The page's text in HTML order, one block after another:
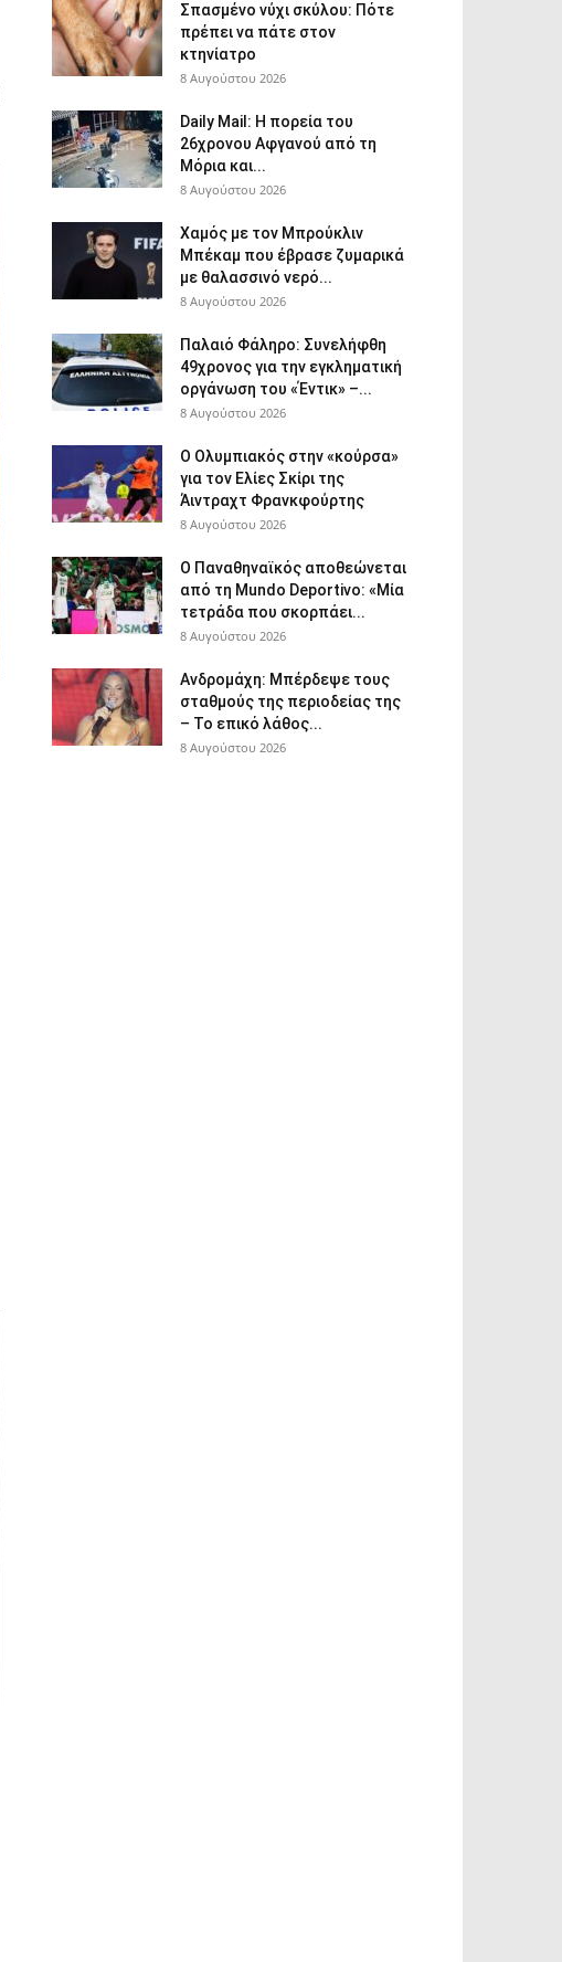
Σπασμένο νύχι σκύλου: Πότε
πρέπει να πάτε στον
κτηνίατρο
8 Αυγούστου 2026
Daily Mail: Η πορεία του
26χρονου Αφγανού από τη
Μόρια και...
8 Αυγούστου 2026
Χαμός με τον Μπρούκλιν
Μπέκαμ που έβρασε ζυμαρικά
με θαλασσινό νερό...
8 Αυγούστου 2026
Παλαιό Φάληρο: Συνελήφθη
49χρονος για την εγκληματική
οργάνωση του «Έντικ» –...
8 Αυγούστου 2026
Ο Ολυμπιακός στην «κούρσα»
για τον Ελίες Σκίρι της
Άιντραχτ Φρανκφούρτης
8 Αυγούστου 2026
Ο Παναθηναϊκός αποθεώνεται
από τη Mundo Deportivo: «Μία
τετράδα που σκορπάει...
8 Αυγούστου 2026
Ανδρομάχη: Μπέρδεψε τους
σταθμούς της περιοδείας της
– Το επικό λάθος...
8 Αυγούστου 2026